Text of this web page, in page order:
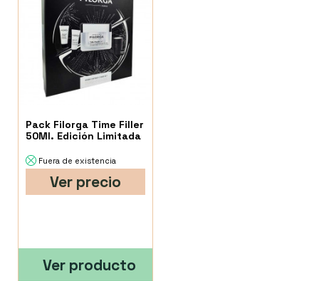
Pack Filorga Time Filler
50Ml. Edición Limitada
Fuera de existencia
Ver precio
Ver producto